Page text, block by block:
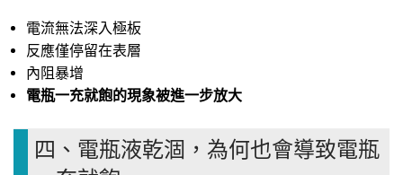
電流無法深入極板
反應僅停留在表層
內阻暴增
電瓶一充就飽的現象被進一步放大
四、電瓶液乾涸，為何也會導致電瓶